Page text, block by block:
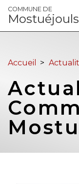
Panneau de gestion
COMMUNE DE
Mostuéjouls
Accueil >